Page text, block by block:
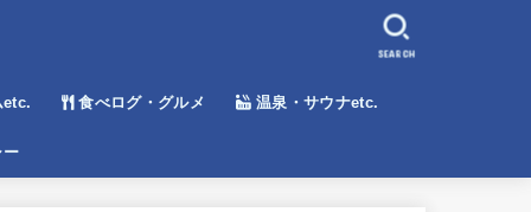
食べログ・グルメ 温泉・サウナetc.
ー
SEARCH